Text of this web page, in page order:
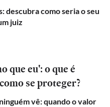
descubra como seria o seu
juiz
que eu': o que é
se proteger?
vê: quando o valor